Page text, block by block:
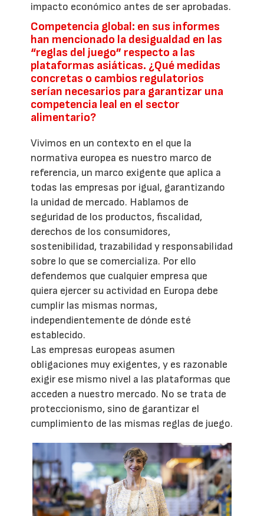
impacto económico antes de ser aprobadas.
Competencia global: en sus informes
han mencionado la desigualdad en las
“reglas del juego” respecto a las
plataformas asiáticas. ¿Qué medidas
concretas o cambios regulatorios
serían necesarios para garantizar una
competencia leal en el sector
alimentario?
Vivimos en un contexto en el que la
normativa europea es nuestro marco de
referencia, un marco exigente que aplica a
todas las empresas por igual, garantizando
la unidad de mercado. Hablamos de
seguridad de los productos, fiscalidad,
derechos de los consumidores,
sostenibilidad, trazabilidad y responsabilidad
sobre lo que se comercializa. Por ello
defendemos que cualquier empresa que
quiera ejercer su actividad en Europa debe
cumplir las mismas normas,
independientemente de dónde esté
establecido.
Las empresas europeas asumen
obligaciones muy exigentes, y es razonable
exigir ese mismo nivel a las plataformas que
acceden a nuestro mercado. No se trata de
proteccionismo, sino de garantizar el
cumplimiento de las mismas reglas de juego.